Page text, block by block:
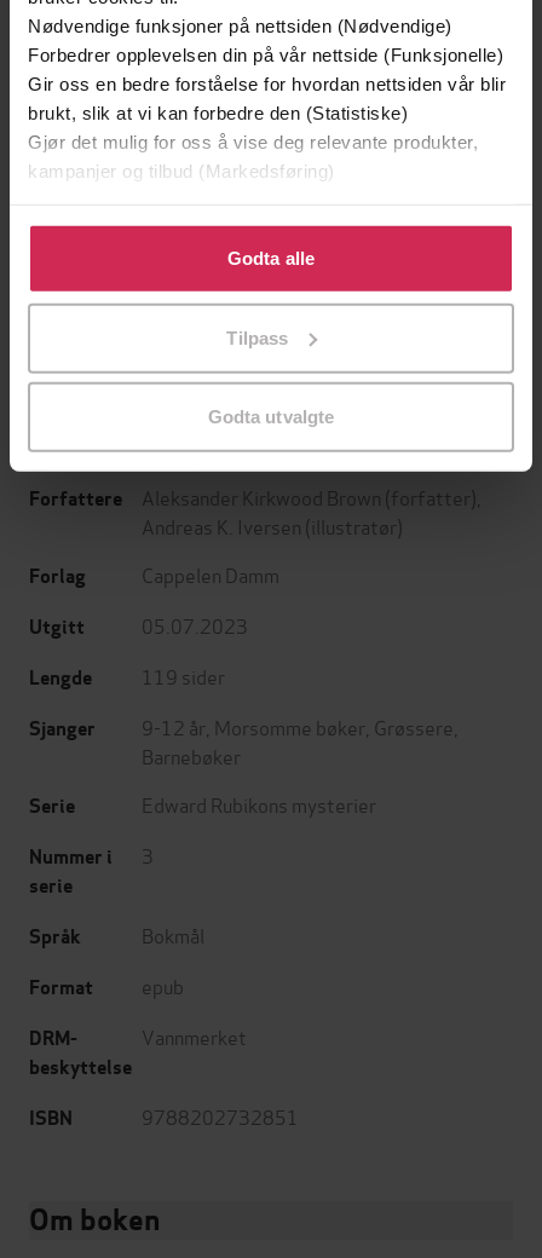
Nødvendige funksjoner på nettsiden (Nødvendige)
Forbedrer opplevelsen din på vår nettside (Funksjonelle)
Gir oss en bedre forståelse for hvordan nettsiden vår blir
brukt, slik at vi kan forbedre den (Statistiske)
Gjør det mulig for oss å vise deg relevante produkter,
kampanjer og tilbud (Markedsføring)
Klikk på «Godta alle» for å gi oss ditt samtykke til å
bruke cookies for alle disse formålene. Du kan også
tilpasse ditt samtykke til spesifikke formål ved å klikke
Godta alle
Tilpass
Godta utvalgte
Minnesota
Utskudd
Forfattere Aleksander Kirkwood Brown (forfatter),
Andreas K. Iversen (illustratør)
Forlag Cappelen Damm
Utgitt 05.07.2023
Lengde 119 sider
Sjanger 9-12 år Morsomme bøker Grøssere
Barnebøker
Serie Edward Rubikons mysterier
Nummer i
serie
3
Språk Bokmål
Format epub
DRM-
beskyttelse
Vannmerket
ISBN 9788202732851
Om boken